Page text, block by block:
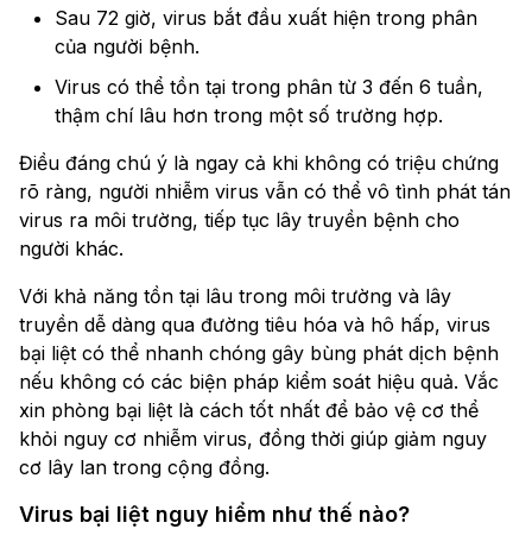
Sau 72 giờ, virus bắt đầu xuất hiện trong phân
của người bệnh.
Virus có thể tồn tại trong phân từ 3 đến 6 tuần,
thậm chí lâu hơn trong một số trường hợp.
Điều đáng chú ý là ngay cả khi không có triệu chứng
rõ ràng, người nhiễm virus vẫn có thể vô tình phát tán
virus ra môi trường, tiếp tục lây truyền bệnh cho
người khác.
Với khả năng tồn tại lâu trong môi trường và lây
truyền dễ dàng qua đường tiêu hóa và hô hấp, virus
bại liệt có thể nhanh chóng gây bùng phát dịch bệnh
nếu không có các biện pháp kiểm soát hiệu quả. Vắc
xin phòng bại liệt là cách tốt nhất để bảo vệ cơ thể
khỏi nguy cơ nhiễm virus, đồng thời giúp giảm nguy
cơ lây lan trong cộng đồng.
Virus bại liệt nguy hiểm như thế nào?